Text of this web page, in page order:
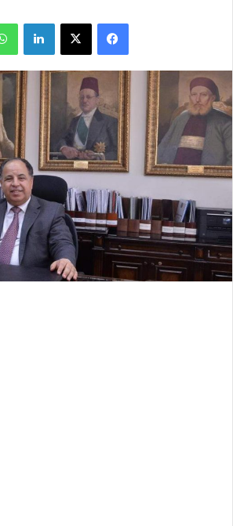
فيسبوك X لينكدإن